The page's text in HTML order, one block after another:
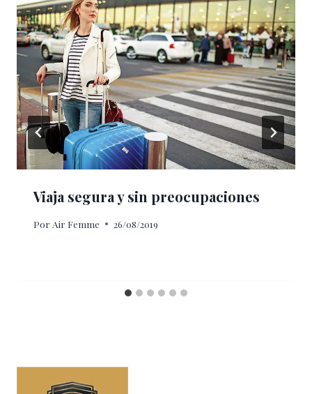
Viaja segura y sin preocupaciones
Por Air Femme 26/08/2019